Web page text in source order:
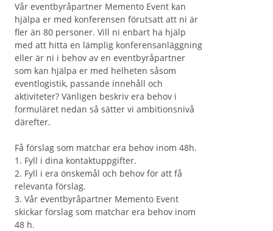
Vår eventbyråpartner Memento Event kan
hjälpa er med konferensen förutsatt att ni är
fler än 80 personer. Vill ni enbart ha hjälp
med att hitta en lämplig konferensanläggning
eller är ni i behov av en eventbyråpartner
som kan hjälpa er med helheten såsom
eventlogistik, passande innehåll och
aktiviteter? Vänligen beskriv era behov i
formuläret nedan så sätter vi ambitionsnivå
därefter.
Få förslag som matchar era behov inom 48h.
1. Fyll i dina kontaktuppgifter.
2. Fyll i era önskemål och behov för att få
relevanta förslag.
3. Vår eventbyråpartner Memento Event
skickar förslag som matchar era behov inom
48 h.